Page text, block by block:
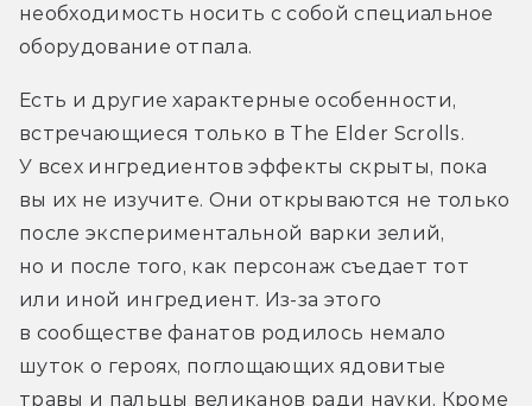
необходимость носить с собой специальное
оборудование отпала.
Есть и другие характерные особенности,
встречающиеся только в The Elder Scrolls.
У всех ингредиентов эффекты скрыты, пока
вы их не изучите. Они открываются не только
после экспериментальной варки зелий,
но и после того, как персонаж съедает тот
или иной ингредиент. Из-за этого
в сообществе фанатов родилось немало
шуток о героях, поглощающих ядовитые
травы и пальцы великанов ради науки. Кроме